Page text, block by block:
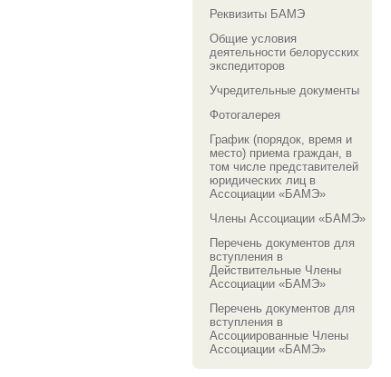
Реквизиты БАМЭ
Общие условия
деятельности белорусских
экспедиторов
Учредительные документы
Фотогалерея
График (порядок, время и
место) приема граждан, в
том числе представителей
юридических лиц в
Ассоциации «БАМЭ»
Члены Ассоциации «БАМЭ»
Перечень документов для
вступления в
Действительные Члены
Ассоциации «БАМЭ»
Перечень документов для
вступления в
Ассоциированные Члены
Ассоциации «БАМЭ»